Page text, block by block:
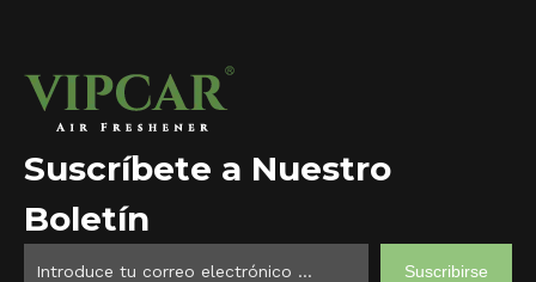
Suscríbete a Nuestro
Boletín
Suscribirse